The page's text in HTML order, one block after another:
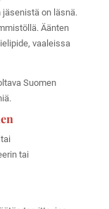
on läsnä.
Äänten
vaaleissa
Suomen
tai